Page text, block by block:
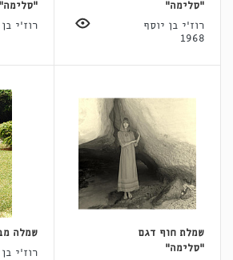
"סלימה"
רוז'י בן יוסף
1968
"סלימה"
רוז'י
שמלת חוף דגם
"סלימה"
שמלה
רוז'י